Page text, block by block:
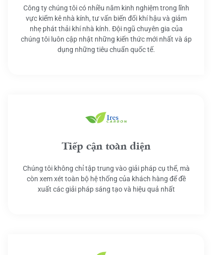
Công ty chúng tôi có nhiều năm kinh nghiệm trong lĩnh
vực kiểm kê nhà kính, tư vấn biến đổi khí hậu và giảm
nhẹ phát thải khí nhà kính. Đội ngũ chuyên gia của
chúng tôi luôn cập nhật những kiến thức mới nhất và áp
dụng những tiêu chuẩn quốc tế.
Tiếp cận toàn diện
Chúng tôi không chỉ tập trung vào giải pháp cụ thể, mà
còn xem xét toàn bộ hệ thống của khách hàng để đề
xuất các giải pháp sáng tạo và hiệu quả nhất